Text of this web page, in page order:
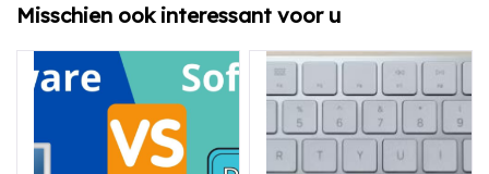
Misschien ook interessant voor u